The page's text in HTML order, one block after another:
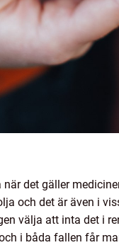
det gäller
och det är även i
välja att inta det i
i båda fallen får